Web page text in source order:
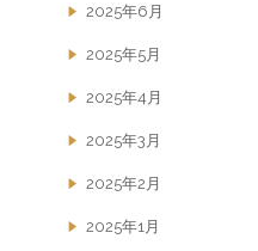
2025年6月
2025年5月
2025年4月
2025年3月
2025年2月
2025年1月